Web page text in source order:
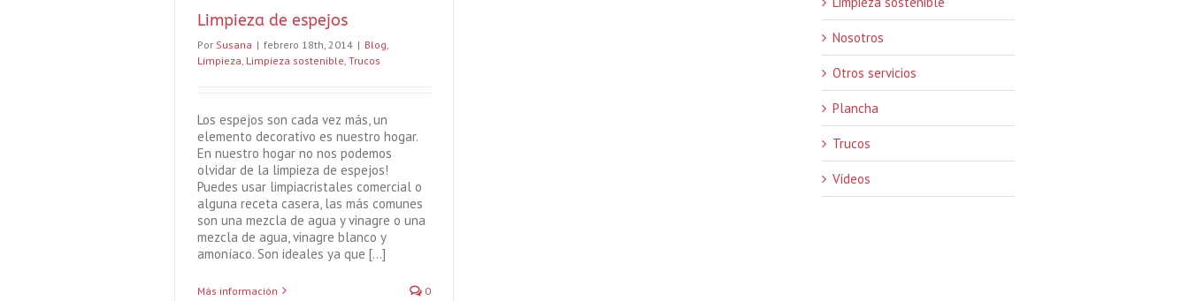
Limpieza de espejos
Por Susana | febrero 18th, 2014 | Blog
Limpieza Limpieza sostenible Trucos
Los espejos son cada vez más, un
elemento decorativo es nuestro hogar.
En nuestro hogar no nos podemos
olvidar de la limpieza de espejos!
Puedes usar limpiacristales comercial o
alguna receta casera, las más comunes
son una mezcla de agua y vinagre o una
mezcla de agua, vinagre blanco y
amoníaco. Son ideales ya que [...]
Más información 0
Nosotros
Otros servicios
Plancha
Trucos
Vídeos